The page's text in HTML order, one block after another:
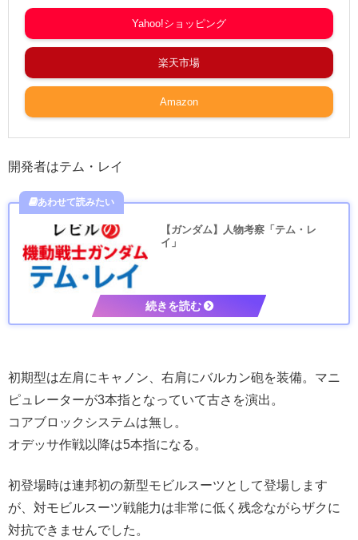
Yahoo!ショッピング
楽天市場
Amazon
開発者はテム・レイ
【ガンダム】人物考察「テム・レ
イ」
初期型は左肩にキャノン、右肩にバルカン砲を装備。マニ
ピュレーターが3本指となっていて古さを演出。
コアブロックシステムは無し。
オデッサ作戦以降は5本指になる。
初登場時は連邦初の新型モビルスーツとして登場します
が、対モビルスーツ戦能力は非常に低く残念ながらザクに
対抗できませんでした。